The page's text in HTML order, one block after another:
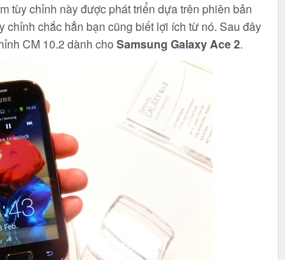
tùy chỉnh này được phát triển dựa trên phiên bản
chỉnh chắc hẳn bạn cũng biết lợi ích từ nó. Sau đây
CM 10.2 dành cho Samsung Galaxy Ace 2.